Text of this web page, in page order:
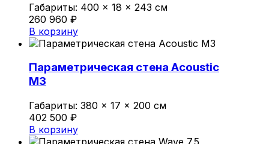
Габариты: 400 × 18 × 243 см
260 960 ₽
В корзину
Параметрическая стена Acoustic
M3
Габариты: 380 × 17 × 200 см
402 500 ₽
В корзину